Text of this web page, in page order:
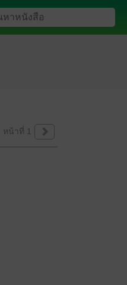
หน้าที่ 1